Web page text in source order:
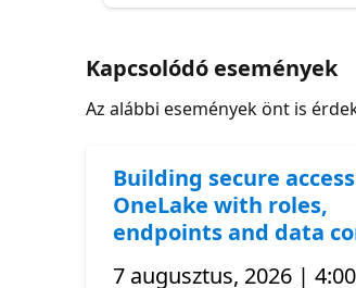
Kapcsolódó események
Az alábbi események önt is
Building secure
OneLake with roles,
endpoints and data
7 augusztus, 2026 |